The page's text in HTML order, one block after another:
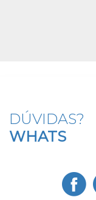
DÚVIDAS?
WHATS